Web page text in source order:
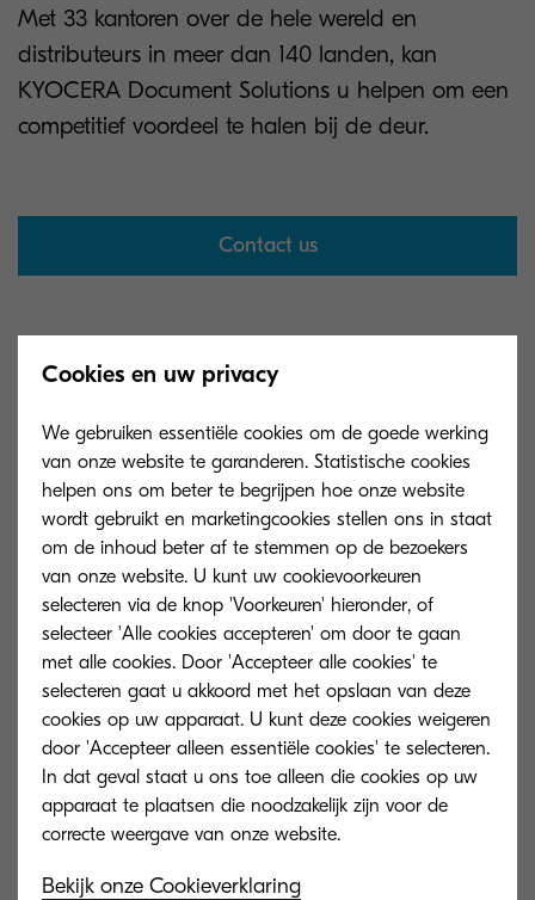
Met 33 kantoren over de hele wereld en
distributeurs in meer dan 140 landen, kan
KYOCERA Document Solutions u helpen om een
competitief voordeel te halen bij de deur.
Contact us
KYOCERA Document Solutions Europe
EMEA Headquarter & Branch Office
Headquarter
KYOCERA Document Solutions Europe
B.V.
Beechavenue 27 1119 RA Schiphol-
Rijk The Netherlands
Tel: +31(0)20-654-0000 Fax: +31(0)20-
653-1256
Email: info@deu.kyocera.com
Branch Offices Germany
Cookies en uw privacy
We gebruiken essentiële cookies om de goede werking
van onze website te garanderen. Statistische cookies
helpen ons om beter te begrijpen hoe onze website
wordt gebruikt en marketingcookies stellen ons in staat
om de inhoud beter af te stemmen op de bezoekers
van onze website. U kunt uw cookievoorkeuren
selecteren via de knop 'Voorkeuren' hieronder, of
selecteer 'Alle cookies accepteren' om door te gaan
met alle cookies. Door 'Accepteer alle cookies' te
selecteren gaat u akkoord met het opslaan van deze
cookies op uw apparaat. U kunt deze cookies weigeren
door 'Accepteer alleen essentiële cookies' te selecteren.
In dat geval staat u ons toe alleen die cookies op uw
apparaat te plaatsen die noodzakelijk zijn voor de
Bekijk onze Cookieverklaring